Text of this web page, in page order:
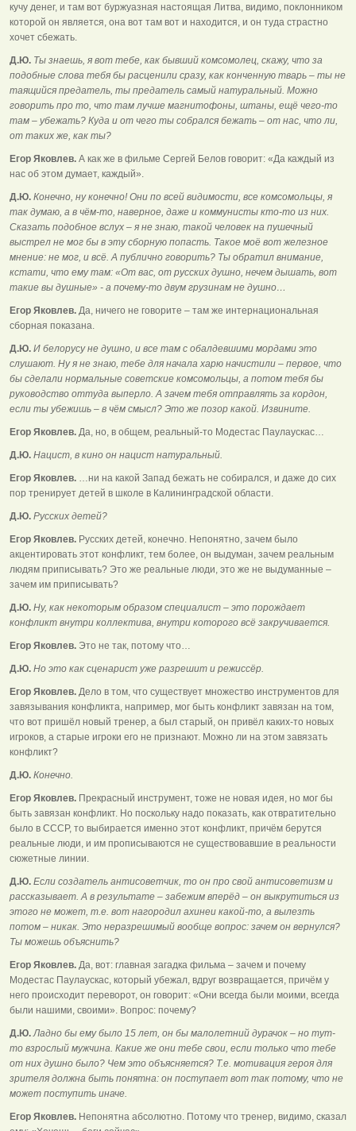
кучу денег, и там вот буржуазная настоящая Литва, видимо, поклонником
которой он является, она вот там вот и находится, и он туда страстно
хочет сбежать.
Д.Ю. Ты знаешь, я вот тебе, как бывший комсомолец, скажу, что за
подобные слова тебя бы расценили сразу, как конченную тварь – ты не
таящийся предатель, ты предатель самый натуральный. Можно
говорить про то, что там лучше магнитофоны, штаны, ещё чего-то
там – убежать? Куда и от чего ты собрался бежать – от нас, что ли,
от таких же, как ты?
Егор Яковлев. А как же в фильме Сергей Белов говорит: «Да каждый из
нас об этом думает, каждый».
Д.Ю. Конечно, ну конечно! Они по всей видимости, все комсомольцы, я
так думаю, а в чём-то, наверное, даже и коммунисты кто-то из них.
Сказать подобное вслух – я не знаю, такой человек на пушечный
выстрел не мог бы в эту сборную попасть. Такое моё вот железное
мнение: не мог, и всё. А публично говорить? Ты обратил внимание,
кстати, что ему там: «От вас, от русских душно, нечем дышать, вот
такие вы душные» - а почему-то двум грузинам не душно…
Егор Яковлев. Да, ничего не говорите – там же интернациональная
сборная показана.
Д.Ю. И белорусу не душно, и все там с обалдевшими мордами это
слушают. Ну я не знаю, тебе для начала харю начистили – первое, что
бы сделали нормальные советские комсомольцы, а потом тебя бы
руководство оттуда выперло. А зачем тебя отправлять за кордон,
если ты убежишь – в чём смысл? Это же позор какой. Извините.
Егор Яковлев. Да, но, в общем, реальный-то Модестас Паулаускас…
Д.Ю. Нацист, в кино он нацист натуральный.
Егор Яковлев. …ни на какой Запад бежать не собирался, и даже до сих
пор тренирует детей в школе в Калининградской области.
Д.Ю. Русских детей?
Егор Яковлев. Русских детей, конечно. Непонятно, зачем было
акцентировать этот конфликт, тем более, он выдуман, зачем реальным
людям приписывать? Это же реальные люди, это же не выдуманные –
зачем им приписывать?
Д.Ю. Ну, как некоторым образом специалист – это порождает
конфликт внутри коллектива, внутри которого всё закручивается.
Егор Яковлев. Это не так, потому что…
Д.Ю. Но это как сценарист уже разрешит и режиссёр.
Егор Яковлев. Дело в том, что существует множество инструментов для
завязывания конфликта, например, мог быть конфликт завязан на том,
что вот пришёл новый тренер, а был старый, он привёл каких-то новых
игроков, а старые игроки его не признают. Можно ли на этом завязать
конфликт?
Д.Ю. Конечно.
Егор Яковлев. Прекрасный инструмент, тоже не новая идея, но мог бы
быть завязан конфликт. Но поскольку надо показать, как отвратительно
было в СССР, то выбирается именно этот конфликт, причём берутся
реальные люди, и им прописываются не существовавшие в реальности
сюжетные линии.
Д.Ю. Если создатель антисоветчик, то он про свой антисоветизм и
рассказывает. А в результате – забежим вперёд – он выкрутиться из
этого не может, т.е. вот нагородил ахинеи какой-то, а вылезть
потом – никак. Это неразрешимый вообще вопрос: зачем он вернулся?
Ты можешь объяснить?
Егор Яковлев. Да, вот: главная загадка фильма – зачем и почему
Модестас Паулаускас, который убежал, вдруг возвращается, причём у
него происходит переворот, он говорит: «Они всегда были моими, всегда
были нашими, своими». Вопрос: почему?
Д.Ю.Ладно бы ему было 15 лет, он бы малолетний дурачок – но тут-
то взрослый мужчина. Какие же они тебе свои, если только что тебе
от них душно было? Чем это объясняется? Т.е. мотивация героя для
зрителя должна быть понятна: он поступает вот так потому, что не
может поступить иначе.
Егор Яковлев. Непонятна абсолютно. Потому что тренер, видимо, сказал